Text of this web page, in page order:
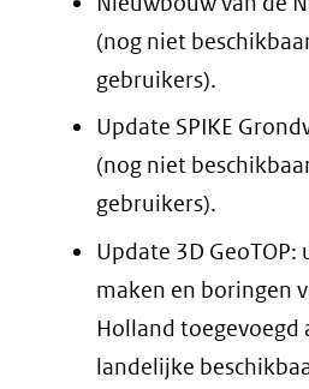
(nog niet
gebruikers).
Update SPIKE
(nog niet
gebruikers).
Update 3D GeoTOP:
maken en boringen
Holland toegevoegd
landelijke